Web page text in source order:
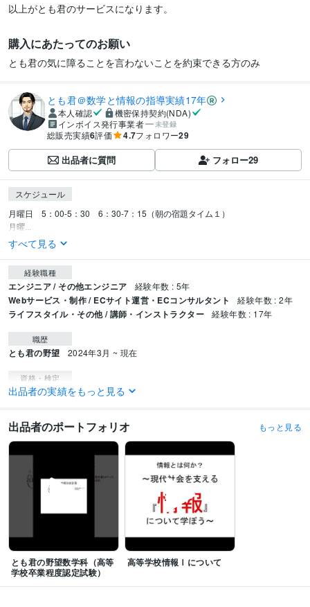
購入にあたってのお願い
とも君の気に障ることを言わないことを約束できる方のみ
とも君＠数学と情報の指導実績17年
本人確認
機密保持契約(NDA)
インボイス発行事業者
未登録
総販売実績6評価 4.7フォロワー29
出品者に質問 フォロー29
スケジュール
月曜日　5：00‐5：30　6：30‐7：15（朝の宿題タイム１）
月曜...
すべて見る
経験職種
エンジニア / その他エンジニア 経験年数 : 5年
Webサービス・制作 / ECサイト運営・ECコンサルタント 経験年数 : 2年
ライフスタイル・その他 / 講師・インストラクター 経験年数 : 17年
職歴
とも君の野望 2024年3月 ~ 現在
資格・検定
普通自動車第一種運転免許 取得年 : 1989年
航空無線通信士
高等学校教諭免許 取得年 : 2005年
情報処理技術者（初級システムアドミニストレータ） 取得年 : 2003年
プログラミング言語・フレームワーク
Python:1年 VBA:20年
ビジネス・クリエイティブツール
Excel:20年Google サイト:2年
Google スプレッドシート:2年 Google スライド:1年
Google ドキュメント:2年PowerPoint:20年Word:20年一太郎:1年
Google Analytics:2年 ChatGPT:1年Adobe Photoshop:1年
Adobe Illustrator:1年Adobe After Effects:0年
出品者の実績をもっと見る
出品者のポートフォリオ もっと見る
とも君の野望数学科（高等
学校卒業程度認定試験）
高等学校情報Ⅰについて